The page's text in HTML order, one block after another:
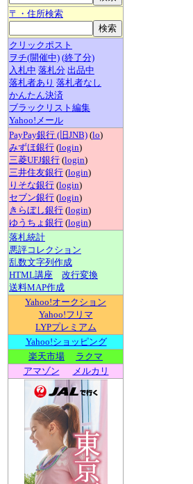
〒・住所検索
クリックポスト
ヲチ(開催中) (終了分)
入札中 落札分 出品中
落札者あり 落札者なし
かんたん決済
ブラックリスト編集
Yahoo!メール
PayPay銀行 (旧JNB) (lo)
みずほ銀行 (login)
三菱UFJ銀行 (login)
三井住友銀行 (login)
りそな銀行 (login)
セブン銀行 (login)
きらぼし銀行 (login)
ゆうちょ銀行 (login)
落札統計
悪評コレクション
乱数文字列作成
HTML講座
改行変換
送料MAP作成
Yahoo!オークション
Yahoo!フリマ
LYPプレミアム
Yahoo!ショッピング
楽天市場
ラクマ
アマゾン
メルカリ